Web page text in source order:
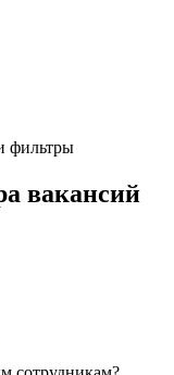
фильтры
вакансий